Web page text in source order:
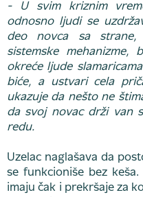
- U svim kriznim
odnosno ljudi se
deo novca sa strane,
sistemske mehanizme,
okreće ljude
biće, a ustvari cela
ukazuje da nešto ne
da svoj novac drži van
redu.
Uzelac naglašava da
se funkcioniše bez
imaju čak i prekršaje za